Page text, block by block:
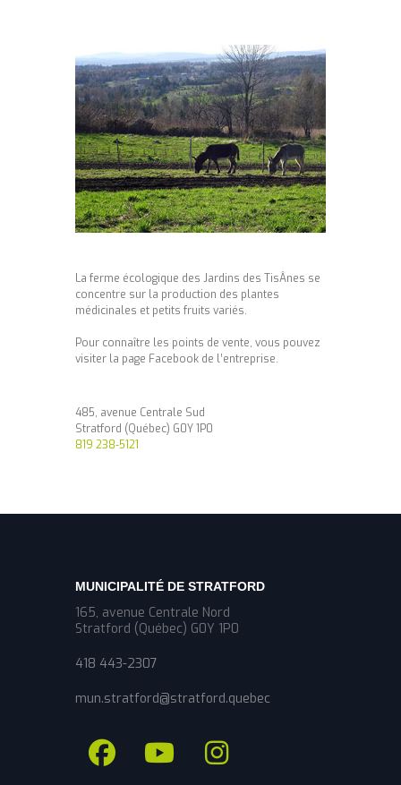
La ferme écologique des Jardins des TisÂnes se
concentre sur la production des plantes
médicinales et petits fruits variés.
Pour connaître les points de vente, vous pouvez
visiter la page Facebook de l’entreprise.
485, avenue Centrale Sud
Stratford (Québec) G0Y 1P0
819 238-5121
MUNICIPALITÉ DE STRATFORD
165, avenue Centrale Nord
Stratford (Québec) G0Y 1P0
418 443-2307
mun.stratford@stratford.quebec